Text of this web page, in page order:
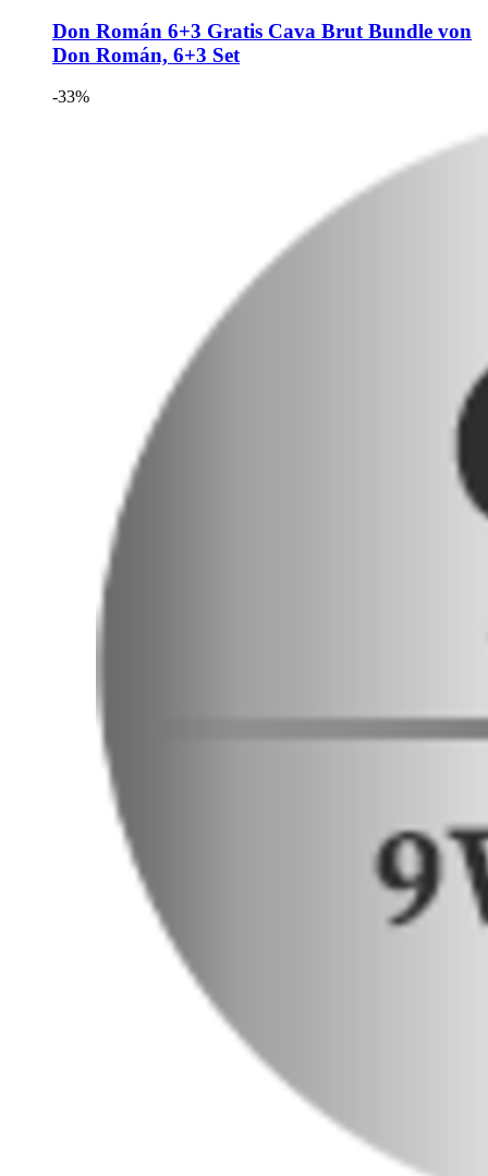
Don Román 6+3 Gratis Cava Brut Bundle von
Don Román, 6+3 Set
-33%